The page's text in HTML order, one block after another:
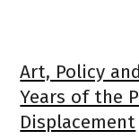
Art, Policy
Years of the
Displacement